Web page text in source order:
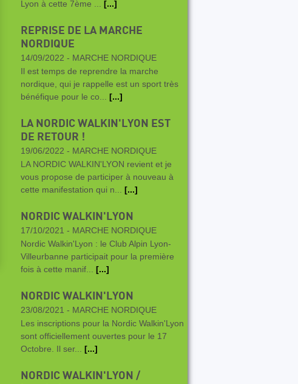
Lyon à cette 7ème ... [...]
REPRISE DE LA MARCHE
NORDIQUE
14/09/2022 - MARCHE NORDIQUE
Il est temps de reprendre la marche
nordique, qui je rappelle est un sport très
bénéfique pour le co... [...]
LA NORDIC WALKIN'LYON EST
DE RETOUR !
19/06/2022 - MARCHE NORDIQUE
LA NORDIC WALKIN'LYON revient et je
vous propose de participer à nouveau à
cette manifestation qui n... [...]
NORDIC WALKIN'LYON
17/10/2021 - MARCHE NORDIQUE
Nordic Walkin'Lyon : le Club Alpin Lyon-
Villeurbanne participait pour la première
fois à cette manif... [...]
NORDIC WALKIN'LYON
23/08/2021 - MARCHE NORDIQUE
Les inscriptions pour la Nordic Walkin'Lyon
sont officiellement ouvertes pour le 17
Octobre. Il ser... [...]
NORDIC WALKIN'LYON /